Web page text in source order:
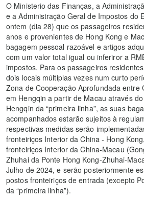
O Ministerio das Finanças, a
e a Administração Geral de Impostos do
ontem (dia 28) que os passageiros
anos e provenientes de Hong Kong e
bagagem pessoal razoável e artigos
com um valor total igual ou inferiror a
impostos. Para os passageiros
dois locais múltiplas vezes num curto
Zona de Cooperação Aprofundada entre
em Hengqin a partir de Macau através
Hengqin da “primeira linha”, as suas
acompanhados estarão sujeitos à
respectivas medidas serão
fronteiriços Interior da China - Hong
fronteiriços Interior da China-Macau
Zhuhai da Ponte Hong Kong-Zhuhai-
Julho de 2024, e serão posteriormente
postos fronteiriços de entrada (excepto
da “primeira linha”).